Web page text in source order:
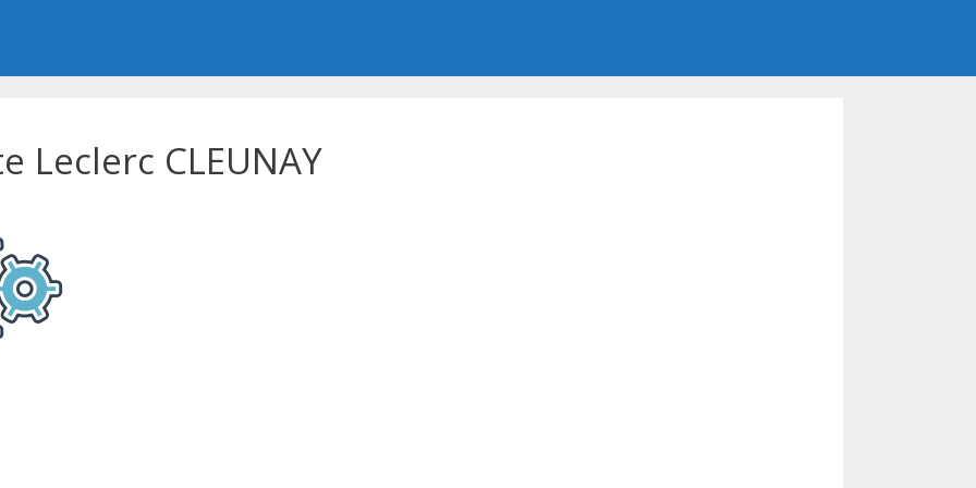
Leclerc CLEUNAY